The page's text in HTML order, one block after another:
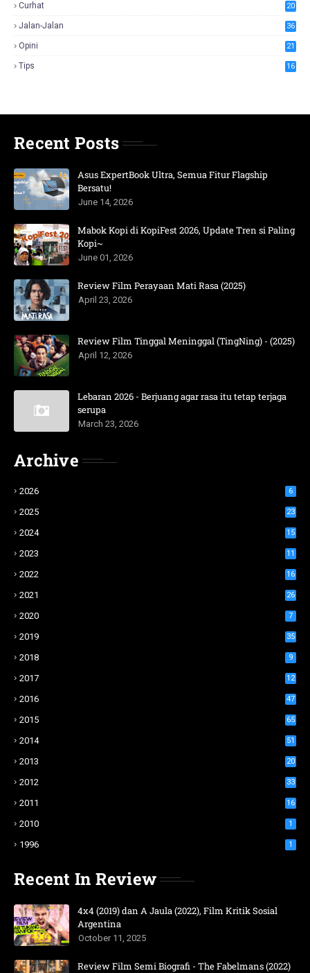
Curhat 20
Jalan-Jalan 36
Opini 21
Tips 16
Recent Posts
Asus ExpertBook Ultra, Semua Fitur Flagship
Bersatu!
June 14, 2026
Mabok Kopi di KopiFest 2026, Update Tren si Paling
Kopi~
June 01, 2026
Review Film Perayaan Mati Rasa (2025)
April 23, 2026
Review Film Tinggal Meninggal (TingNing) - (2025)
April 12, 2026
Lebaran 2026 - Berjuang agar rasa itu tetap terjaga
serupa
March 23, 2026
Archive
2026 6
2025 23
2024 15
2023 11
2022 16
2021 26
2020 7
2019 35
2018 9
2017 12
2016 47
2015 65
2014 51
2013 20
2012 33
2011 16
2010 1
1996 1
Recent In Review
4x4 (2019) dan A Jaula (2022), Film Kritik Sosial
Argentina
October 11, 2025
Review Film Semi Biografi - The Fabelmans (2022)